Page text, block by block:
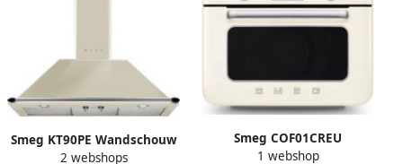
Smeg KT90PE Wandschouw
Afzuigkap 90 cm Crème 788
2 webshops
Smeg COF01CREU
Vrijstaande Combi-
1 webshop